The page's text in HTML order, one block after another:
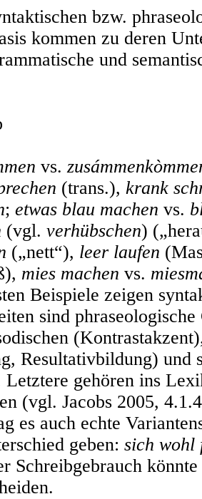
bzw.
kommen zu deren
und
vs.
(trans.), krank
; etwas blau machen vs.
(vgl. verhübschen)
(„nett“), leer laufen
mies machen vs.
Beispiele zeigen
sind
Resultativbildung) und
Letztere gehören ins
(vgl. Jacobs 2005,
es auch echte
geben: sich wohl
Schreibgebrauch